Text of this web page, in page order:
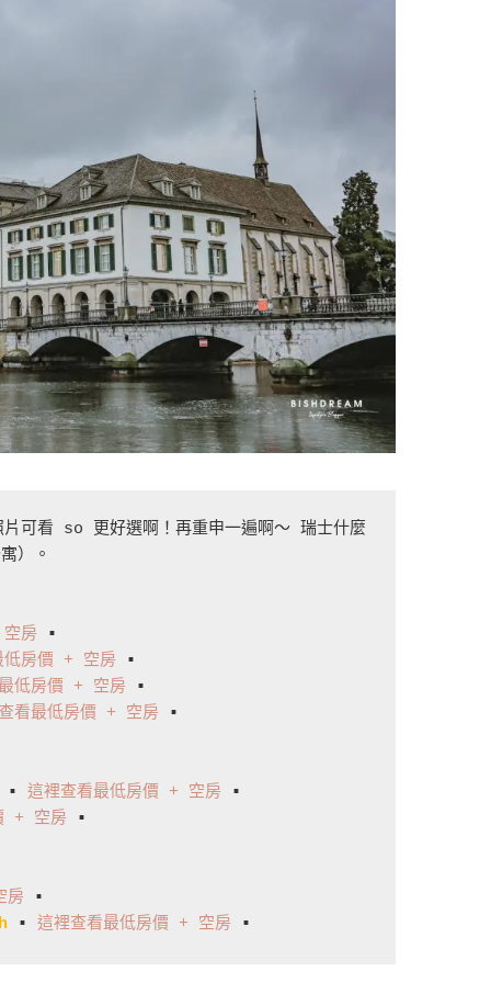
片可看 so 更好選啊！再重申一遍啊～ 瑞士什麼
）。
房
低房價 + 空房
低房價 + 空房
看最低房價 + 空房 ▪️
這裡查看最低房價 + 空房
+ 空房 ▪️
房
▪️ 這裡查看最低房價 + 空房 ▪️